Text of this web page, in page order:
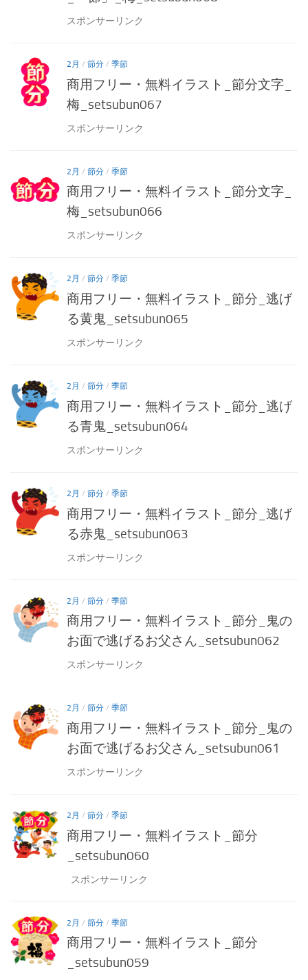
スポンサーリンク
2月 / 節分 / 季節
商用フリー・無料イラスト_節分文字_
梅_setsubun067
スポンサーリンク
2月 / 節分 / 季節
商用フリー・無料イラスト_節分文字_
梅_setsubun066
スポンサーリンク
2月 / 節分 / 季節
商用フリー・無料イラスト_節分_逃げ
る黄鬼_setsubun065
スポンサーリンク
2月 / 節分 / 季節
商用フリー・無料イラスト_節分_逃げ
る青鬼_setsubun064
スポンサーリンク
2月 / 節分 / 季節
商用フリー・無料イラスト_節分_逃げ
る赤鬼_setsubun063
スポンサーリンク
2月 / 節分 / 季節
商用フリー・無料イラスト_節分_鬼の
お面で逃げるお父さん_setsubun062
スポンサーリンク
2月 / 節分 / 季節
商用フリー・無料イラスト_節分_鬼の
お面で逃げるお父さん_setsubun061
スポンサーリンク
2月 / 節分 / 季節
商用フリー・無料イラスト_節分
_setsubun060
スポンサーリンク
2月 / 節分 / 季節
商用フリー・無料イラスト_節分
_setsubun059